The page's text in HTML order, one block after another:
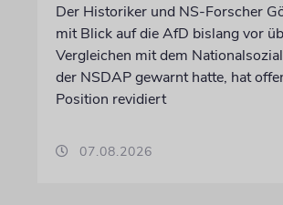
Der Historiker und NS-Forscher
mit Blick auf die AfD bislang vor
Vergleichen mit dem
der NSDAP gewarnt hatte, hat
Position revidiert
07.08.2026